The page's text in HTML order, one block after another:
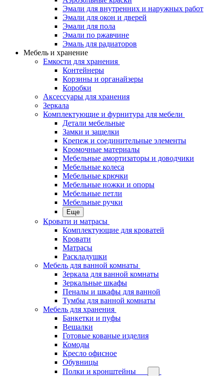
Эмали для внутренних и наружных работ
Эмали для окон и дверей
Эмали для пола
Эмали по ржавчине
Эмаль для радиаторов
Мебель и хранение
Емкости для хранения
Контейнеры
Корзины и органайзеры
Коробки
Аксессуары для хранения
Зеркала
Комплектующие и фурнитура для мебели
Детали мебельные
Замки и защелки
Крепеж и соединительные элементы
Кромочные материалы
Мебельные амортизаторы и доводчики
Мебельные колеса
Мебельные крючки
Мебельные ножки и опоры
Мебельные петли
Мебельные ручки
Еще
Кровати и матрасы
Комплектующие для кроватей
Кровати
Матрасы
Раскладушки
Мебель для ванной комнаты
Зеркала для ванной комнаты
Зеркальные шкафы
Пеналы и шкафы для ванной
Тумбы для ванной комнаты
Мебель для хранения
Банкетки и пуфы
Вешалки
Готовые кованые изделия
Комоды
Кресло офисное
Обувницы
Полки и кронштейны